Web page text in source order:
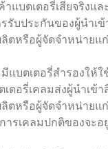
แบตเตอรี่เสียจริงแล
รรับประกันของผู้นำเ
ลิตหรือผู้จัดจำหน่ายแ
แบตเตอรี่สำรองให้ใ
เตอรี่เคลมส่งผู้นำเข้
ลิตหรือผู้จัดจำหน่ายแ
การเคลมปกติของจะ